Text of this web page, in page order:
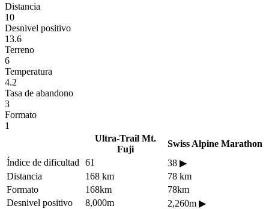
Distancia
10
Desnivel positivo
13.6
Terreno
6
Temperatura
4.2
Tasa de abandono
3
Formato
1
Ultra-Trail Mt.
Fuji
Swiss Alpine Marathon
Índice de dificultad
61 38 ▶
Distancia
168 km
78 km
Formato
168km
78km
Desnivel positivo
8,000m 2,260m ▶